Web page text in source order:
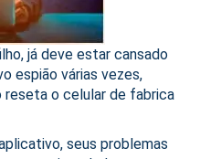
já deve estar cansado
espião várias vezes,
o celular de fabrica
seus problemas